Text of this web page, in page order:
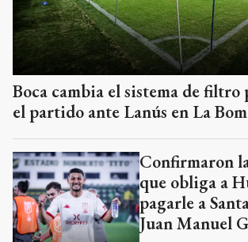
Boca cambia el sistema de filtro
el partido ante Lanús en La
Confirmaron
que obliga a
pagarle a
Juan Manuel